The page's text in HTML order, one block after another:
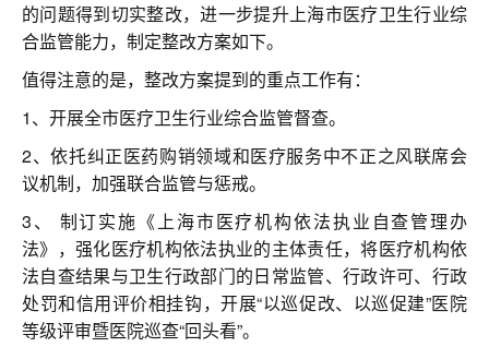
的问题得到切实整改，进一步提升上海市医疗卫生行业综
合监管能力，制定整改方案如下。
值得注意的是，整改方案提到的重点工作有：
1、开展全市医疗卫生行业综合监管督查。
2、依托纠正医药购销领域和医疗服务中不正之风联席会
议机制，加强联合监管与惩戒。
3、 制订实施《上海市医疗机构依法执业自查管理办
法》，强化医疗机构依法执业的主体责任，将医疗机构依
法自查结果与卫生行政部门的日常监管、行政许可、行政
处罚和信用评价相挂钩，开展“以巡促改、以巡促建”医院
等级评审暨医院巡查“回头看”。